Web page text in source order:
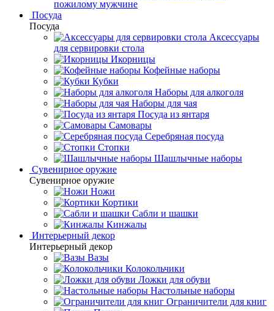
пожилому мужчине
Посуда
Посуда
Аксессуары
для сервировки стола
Икорницы
Кофейные наборы
Кубки
Наборы для алкоголя
Наборы для чая
Посуда из янтаря
Самовары
Серебряная посуда
Стопки
Шашлычные наборы
Сувенирное оружие
Сувенирное оружие
Ножи
Кортики
Сабли и шашки
Кинжалы
Интерьерный декор
Интерьерный декор
Вазы
Колокольчики
Ложки для обуви
Настольные наборы
Ограничители для книг